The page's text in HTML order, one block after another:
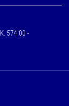
574 00 -